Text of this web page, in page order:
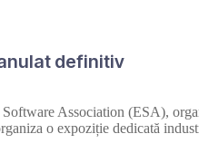
definitiv
Association (ESA),
o expoziție dedicată